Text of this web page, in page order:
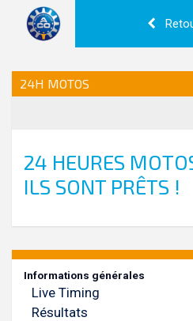
24H MOTOS
24 HEURES
ILS SONT PRÊTS !
Informations générales
Live Timing
Résultats